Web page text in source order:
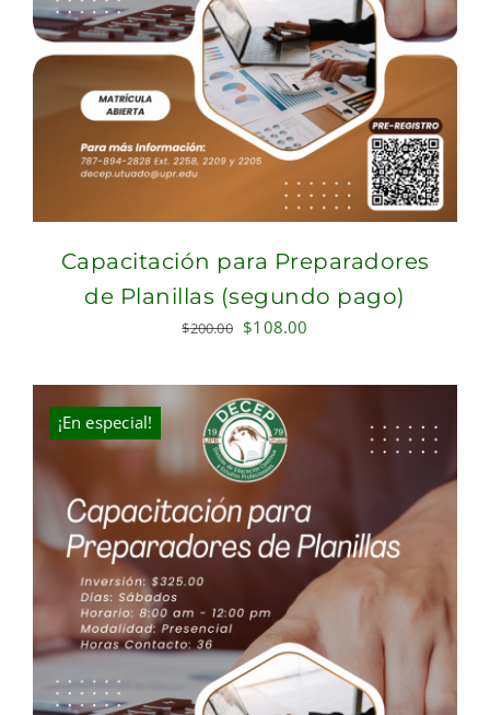
Capacitación para Preparadores
de Planillas (segundo pago)
$200.00 Original
was:
$200.00.
$108.00
is:
¡En especial!